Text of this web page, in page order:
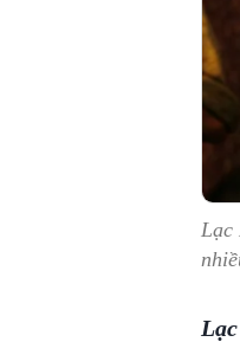
Lạc